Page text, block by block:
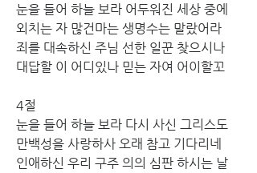
눈을 들어 하늘 보라 어두워진 세상 중에
외치는 자 많건마는 생명수는 말랐어라
죄를 대속하신 주님 선한 일꾼 찾으시나
대답할 이 어디있나 믿는 자여 어이할꼬
4절
눈을 들어 하늘 보라 다시 사신 그리스도
만백성을 사랑하사 오래 참고 기다리네
인애하신 우리 구주 의의 심판 하시는 날